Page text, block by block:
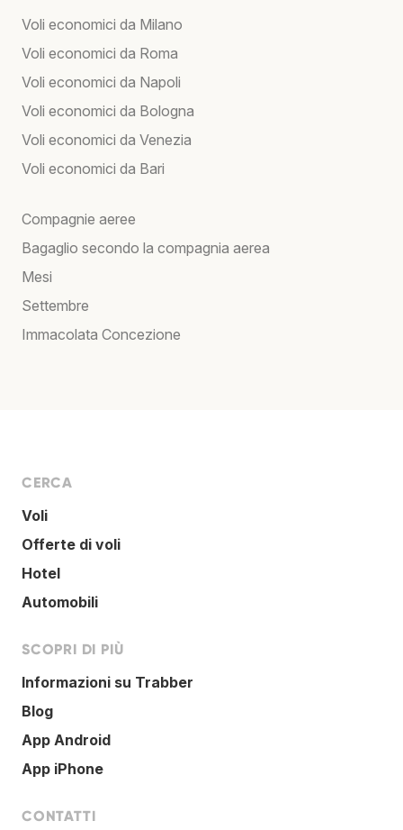
Voli economici da Milano
Voli economici da Roma
Voli economici da Napoli
Voli economici da Bologna
Voli economici da Venezia
Voli economici da Bari
Compagnie aeree
Bagaglio secondo la compagnia aerea
Mesi
Settembre
Immacolata Concezione
CERCA
Voli
Offerte di voli
Hotel
Automobili
SCOPRI DI PIÙ
Informazioni su Trabber
Blog
App Android
App iPhone
CONTATTI